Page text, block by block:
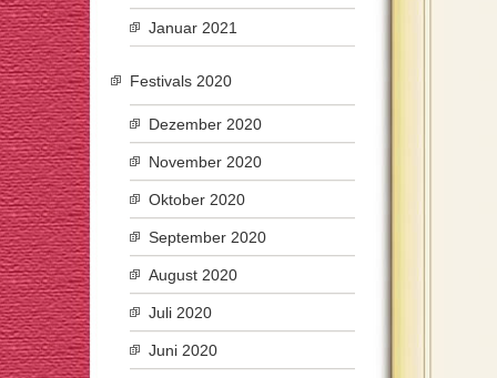
Januar 2021
Festivals 2020
Dezember 2020
November 2020
Oktober 2020
September 2020
August 2020
Juli 2020
Juni 2020